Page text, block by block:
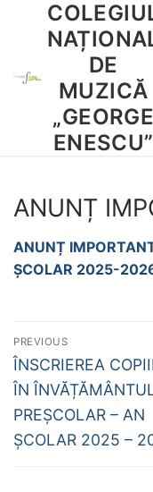
DE
MUZICĂ
„GEORGE
ENESCU”
ANUNȚ
ANUNȚ
ȘCOLAR 2025-
Navigare
în
articole
PREVIOUS
Previous
post:
ÎNSCRIEREA
ÎN
PREȘCOLAR – AN
ȘCOLAR 2025 –